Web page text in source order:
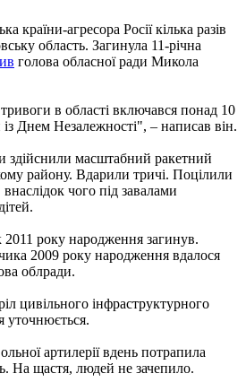
країни-агресора Росії кілька разів
область. Загинула 11-річна
голова обласної ради Микола
в області включався понад 10
із Днем Незалежності", – написав він.
здійснили масштабний ракетний
району. Вдарили тричі. Поцілили
чого під завалами
року народження загинув.
2009 року народження вдалося
облради.
цивільного інфраструктурного
уточнюється.
артилерії вдень потрапила
На щастя, людей не зачепило.